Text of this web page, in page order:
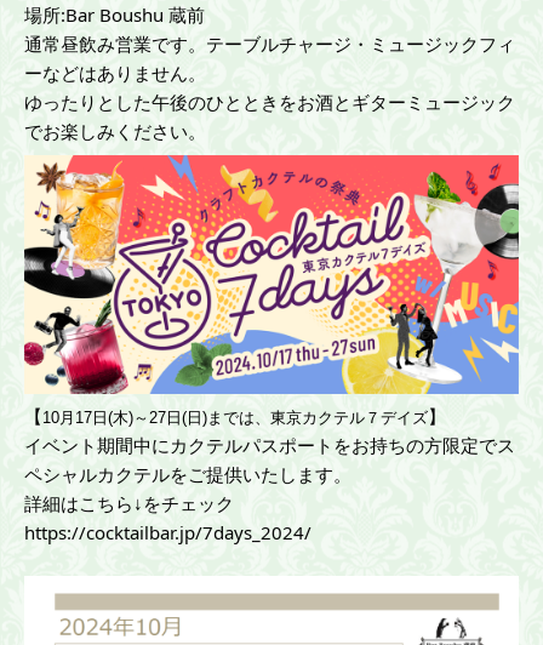
場所:Bar Boushu 蔵前
通常昼飲み営業です。テーブルチャージ・ミュージックフィ
ーなどはありません。
ゆったりとした午後のひとときをお酒とギターミュージック
でお楽しみください。
【 10月17日(木)～27日(日)までは、東京カクテル７デイズ】
イベント期間中にカクテルパスポートをお持ちの方限定でス
ペシャルカクテルをご提供いたします。
詳細はこちら↓をチェック
https://cocktailbar.jp/7days_2024/